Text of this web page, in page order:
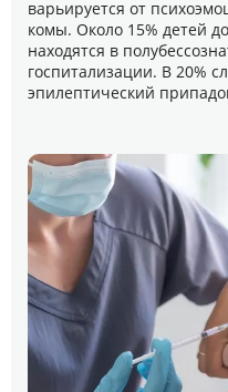
варьируется от
комы. Около 15% детей
находятся в
госпитализации. В 20%
эпилептический